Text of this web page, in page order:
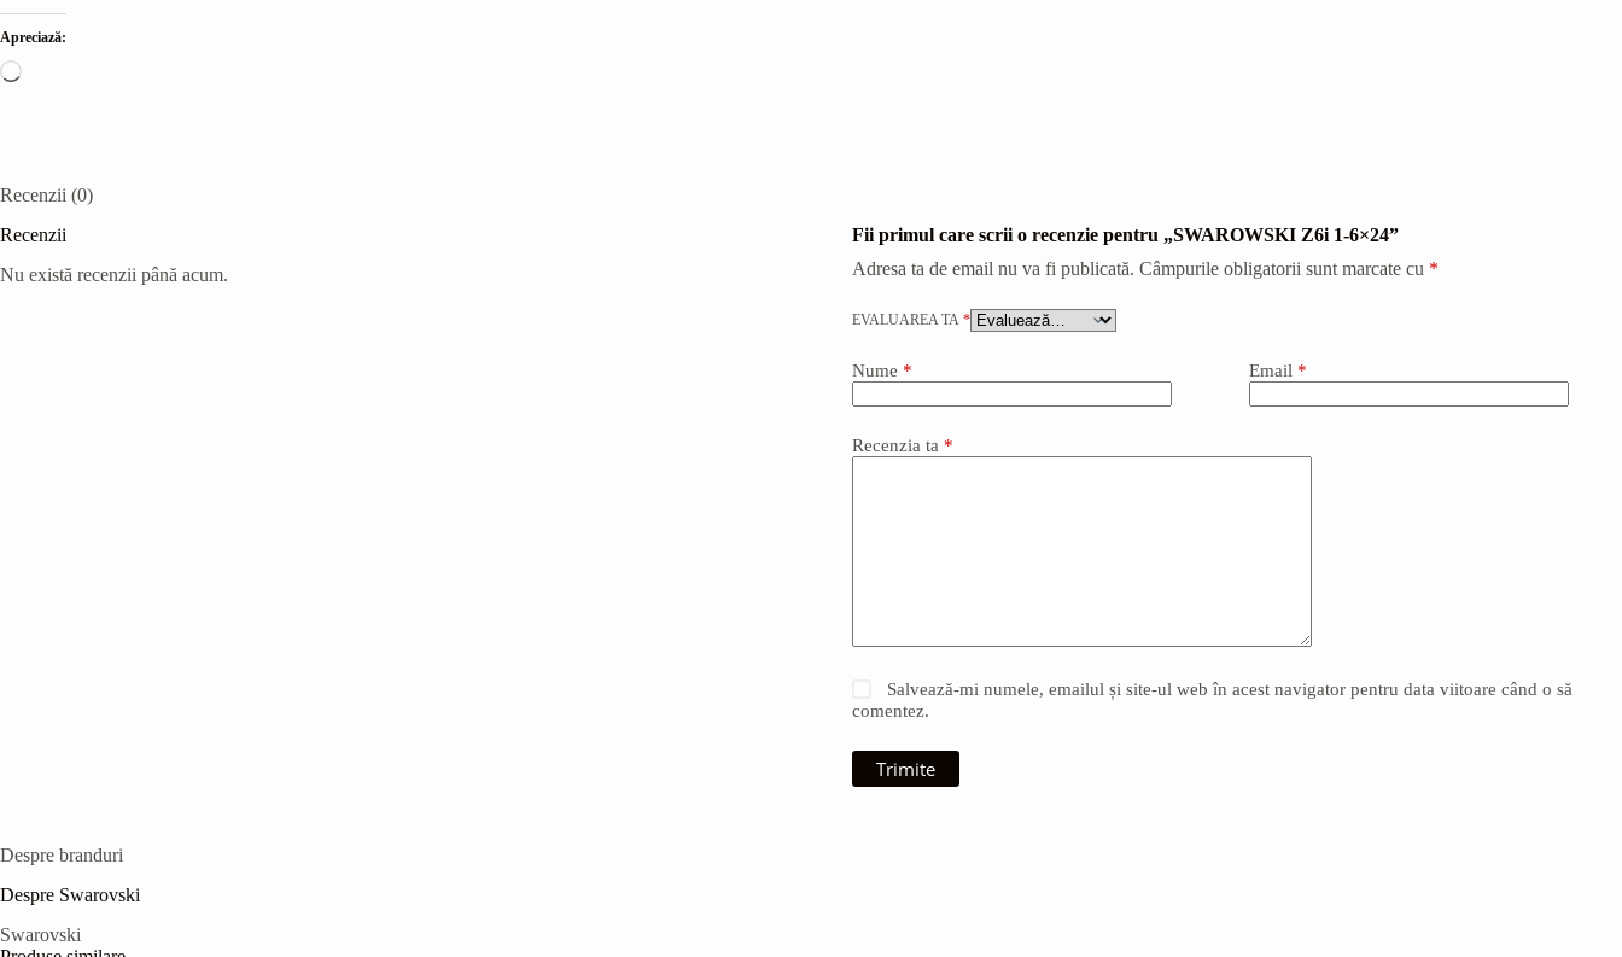
Apreciază:
Încarc...
Recenzii (0)
Recenzii
Nu există recenzii până acum.
Fii primul care scrii o recenzie pentru „SWAROWSKI Z6i 1-6×24”
Adresa ta de email nu va fi publicată. Câmpurile obligatorii sunt marcate cu *
EVALUAREA TA *
Nume * Email *
Recenzia ta *
Salvează-mi numele, emailul și site-ul web în acest navigator pentru data viitoare când o să
comentez.
Trimite
Despre branduri
Despre Swarovski
Swarovski